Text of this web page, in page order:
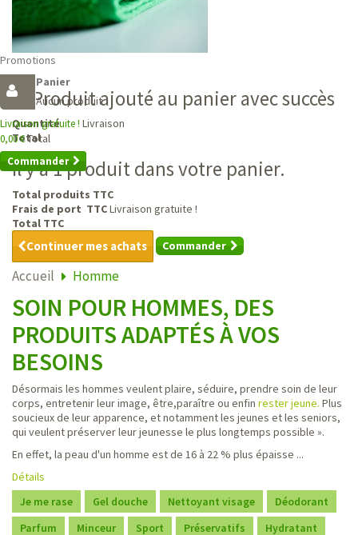
Promotions
Panier
Aucun produit
Livraison gratuite ! Livraison
0,00 €Total
Commander
Produit ajouté au panier avec succès
Quantité
Total
Il y a 1 produit dans votre panier.
Total produits TTC
Frais de port TTCLivraison gratuite !
Total TTC
Continuer mes achats Commander
Accueil Homme
SOIN POUR HOMMES, DES
PRODUITS ADAPTÉS À VOS
BESOINS
Désormais les hommes veulent plaire, séduire, prendre soin de leur
corps, entretenir leur image, être,paraître ou enfin rester jeune. Plus
soucieux de leur apparence, et notamment les jeunes et les seniors,
qui veulent préserver leur jeunesse le plus longtemps possible ».
En effet, la peau d'un homme est de 16 à 22 % plus épaisse ...
Détails
Je me rase
Gel douche Nettoyant visage
Déodorant
Parfum
Minceur Sport Préservatifs Hydratant